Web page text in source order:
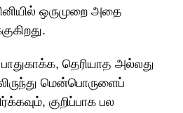
ஒருமுறை அதை
தெரியாத அல்லது
மென்பொருளைப்
குறிப்பாக பல